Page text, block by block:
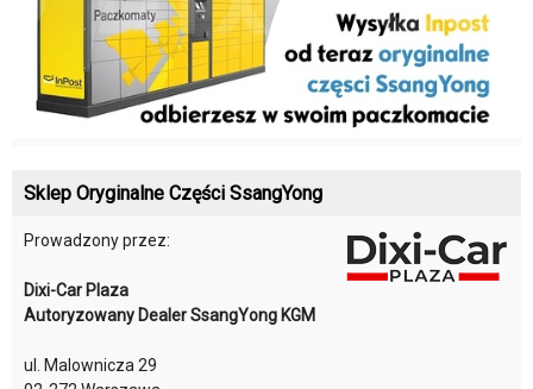
Sklep Oryginalne Części SsangYong
Prowadzony przez:
Dixi-Car Plaza
Autoryzowany Dealer SsangYong KGM
ul. Malownicza 29